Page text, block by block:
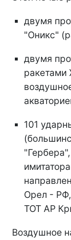
двумя
"Оникс"
двумя
ракетами
101
Орел -
ТОТ АР
Воздушное